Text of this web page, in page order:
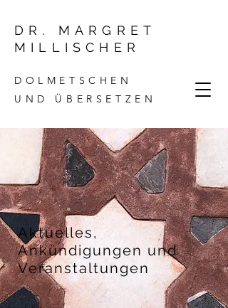
DR. MARGRET
MILLISCHER
DOLMETSCHEN
UND ÜBERSETZEN
Aktuelles,
Ankündigungen und
Veranstaltungen